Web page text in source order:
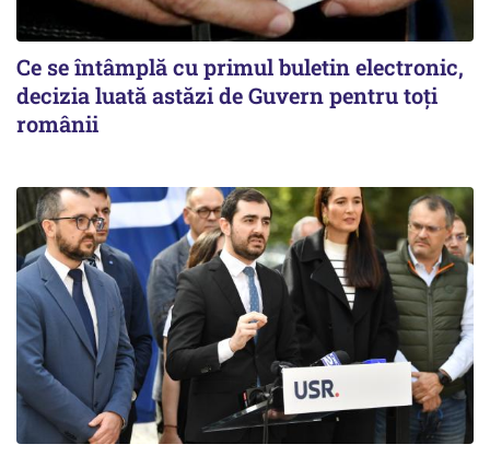
Ce se întâmplă cu primul buletin electronic,
decizia luată astăzi de Guvern pentru toți
românii